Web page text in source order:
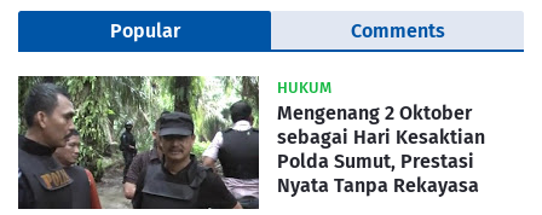
Popular Comments
HUKUM
Mengenang 2 Oktober
sebagai Hari Kesaktian
Polda Sumut, Prestasi
Nyata Tanpa Rekayasa